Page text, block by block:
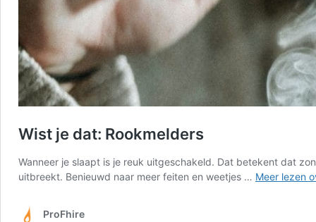
Wist je dat: Rookmelders
Wanneer je slaapt is je reuk uitgeschakeld. Dat betekent dat
uitbreekt. Benieuwd naar meer feiten en weetjes … Meer lezen
ProFhire